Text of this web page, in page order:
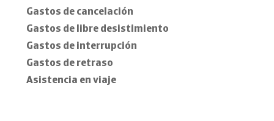
Gastos de cancelación
Gastos de libre desistimiento
Gastos de interrupción
Gastos de retraso
Asistencia en viaje